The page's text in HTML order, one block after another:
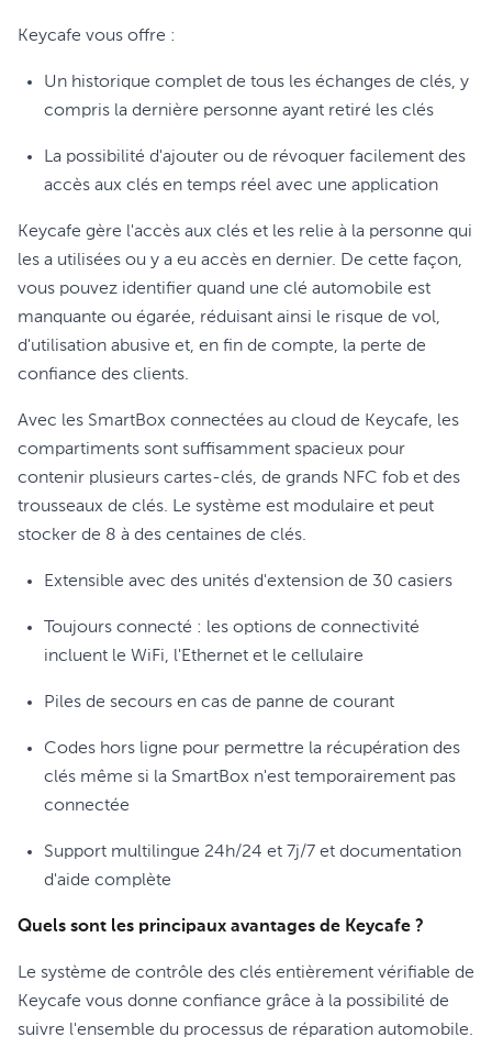
Keycafe vous offre :
Un historique complet de tous les échanges de clés, y
compris la dernière personne ayant retiré les clés
La possibilité d'ajouter ou de révoquer facilement des
accès aux clés en temps réel avec une application
Keycafe gère l'accès aux clés et les relie à la personne qui
les a utilisées ou y a eu accès en dernier. De cette façon,
vous pouvez identifier quand une clé automobile est
manquante ou égarée, réduisant ainsi le risque de vol,
d'utilisation abusive et, en fin de compte, la perte de
confiance des clients.
Avec les SmartBox connectées au cloud de Keycafe, les
compartiments sont suffisamment spacieux pour
contenir plusieurs cartes-clés, de grands NFC fob et des
trousseaux de clés. Le système est modulaire et peut
stocker de 8 à des centaines de clés.
Extensible avec des unités d'extension de 30 casiers
Toujours connecté : les options de connectivité
incluent le WiFi, l'Ethernet et le cellulaire
Piles de secours en cas de panne de courant
Codes hors ligne pour permettre la récupération des
clés même si la SmartBox n'est temporairement pas
connectée
Support multilingue 24h/24 et 7j/7 et documentation
d'aide complète
Quels sont les principaux avantages de Keycafe ?
Le système de contrôle des clés entièrement vérifiable de
Keycafe vous donne confiance grâce à la possibilité de
suivre l'ensemble du processus de réparation automobile.